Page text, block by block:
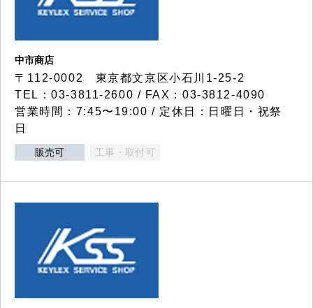
中市商店
〒112-0002 東京都文京区小石川1-25-2
TEL：03-3811-2600 / FAX：03-3812-4090
営業時間：7:45〜19:00 / 定休日：日曜日・祝祭
日
販売可 工事・取付可